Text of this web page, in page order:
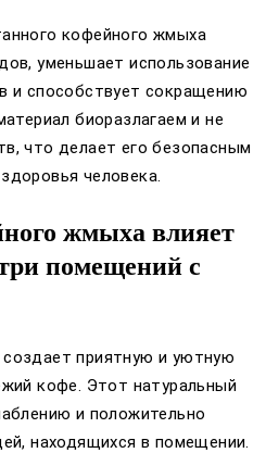
кофейного жмыха
уменьшает использование
и способствует сокращению
биоразлагаем и не
что делает его безопасным
человека.
жмыха влияет
помещений с
приятную и уютную
кофе. Этот натуральный
и положительно
находящихся в помещении.